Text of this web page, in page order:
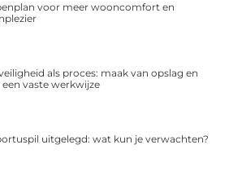
voor meer wooncomfort en
als proces: maak van opslag en
een vaste werkwijze
uitgelegd: wat kun je verwachten?